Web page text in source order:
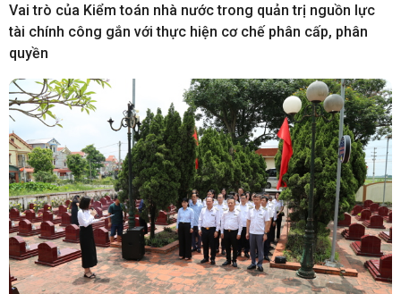
Vai trò của Kiểm toán nhà nước trong quản trị nguồn lực
tài chính công gắn với thực hiện cơ chế phân cấp, phân
quyền